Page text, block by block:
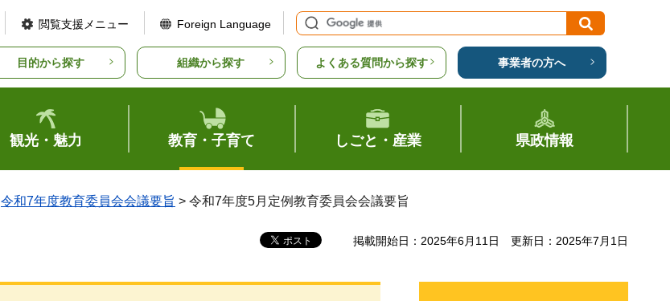
閲覧支援メニュー Foreign Language
目的から探す 組織から探す よくある質問から探す 事業者の方へ
観光・魅力 教育・子育て しごと・産業 県政情報
令和7年度教育委員会会議要旨 > 令和7年度5月定例教育委員会会議要旨
掲載開始日：2025年6月11日 更新日：2025年7月1日